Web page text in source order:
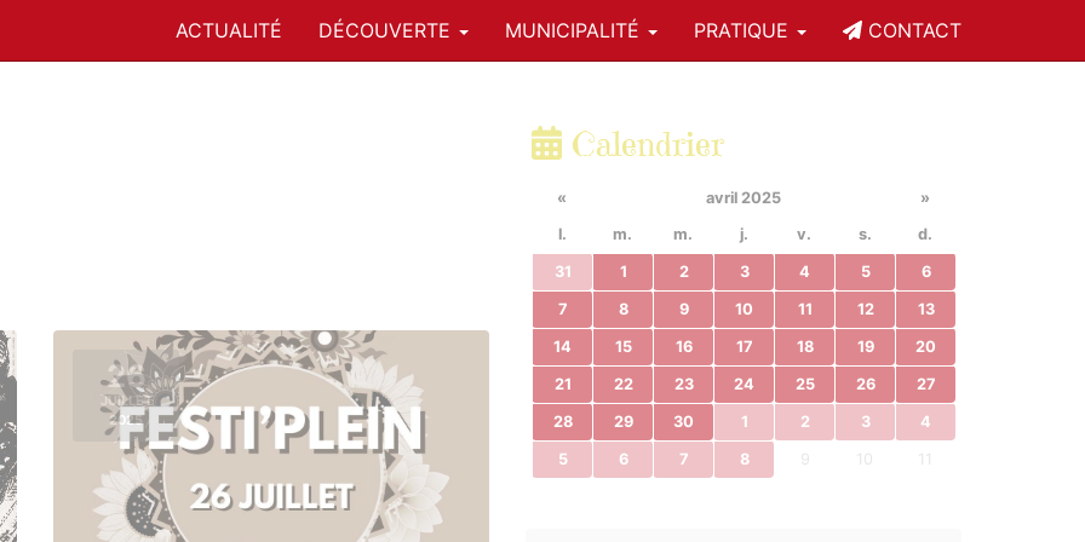
ACTUALITÉ DÉCOUVERTE MUNICIPALITÉ PRATIQUE CONTACT
26
JUILLET
2025
Calendrier
« avril 2025
»
l.
m. m. j. v. s. d.
31 1 2 3 4 5 6
7 8 9 10 11 12 13
14 15 16 17 18 19 20
21 22 23 24 25 26 27
28 29 30 1 2 3 4
5 6 7 8 9 10 11